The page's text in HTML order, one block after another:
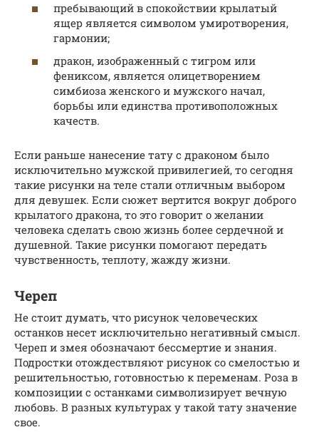
пребывающий в спокойствии крылатый
ящер является символом умиротворения,
гармонии;
дракон, изображенный с тигром или
фениксом, является олицетворением
симбиоза женского и мужского начал,
борьбы или единства противоположных
качеств.
Если раньше нанесение тату с драконом было
исключительно мужской привилегией, то сегодня
такие рисунки на теле стали отличным выбором
для девушек. Если сюжет вертится вокруг доброго
крылатого дракона, то это говорит о желании
человека сделать свою жизнь более сердечной и
душевной. Такие рисунки помогают передать
чувственность, теплоту, жажду жизни.
Череп
Не стоит думать, что рисунок человеческих
останков несет исключительно негативный смысл.
Череп и змея обозначают бессмертие и знания.
Подростки отождествляют рисунок со смелостью и
решительностью, готовностью к переменам. Роза в
композиции с останками символизирует вечную
любовь. В разных культурах у такой тату значение
свое.